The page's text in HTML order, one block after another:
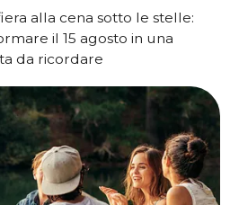
alla cena sotto le stelle:
il 15 agosto in una
da ricordare